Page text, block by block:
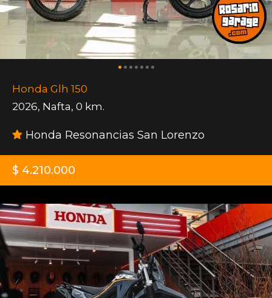
Honda Glh 150
2026, Nafta, 0 km.
Honda Resonancias San Lorenzo
$ 4.210.000